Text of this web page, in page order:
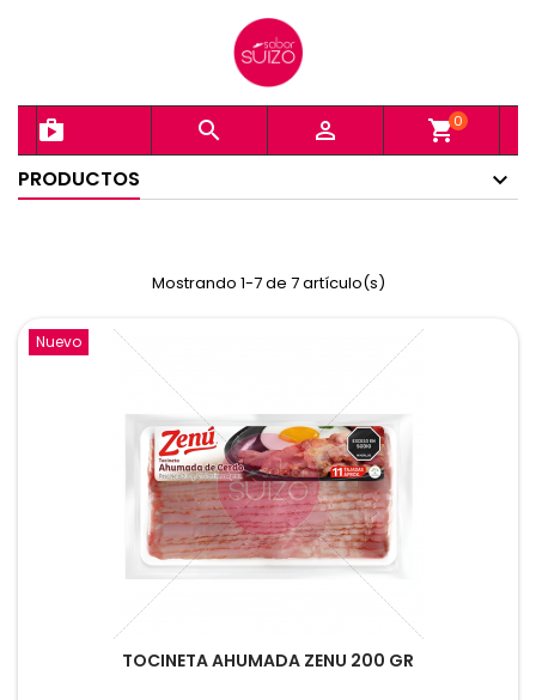
shopping_bag
  shopping_cart0
PRODUCTOS
Mostrando 1-7 de 7 artículo(s)
Nuevo
TOCINETA AHUMADA ZENU 200 GR